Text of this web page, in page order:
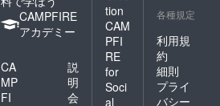
CAMPFIRE
アカデミー
CA
MP
FI
説
明
会
tion
CAM
PFI
RE
for
Soci
al
各種規定
利用規
約
細則
プライ
バシー